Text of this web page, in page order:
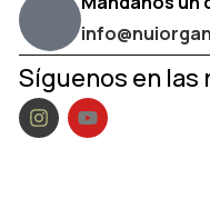
Síguenos en las